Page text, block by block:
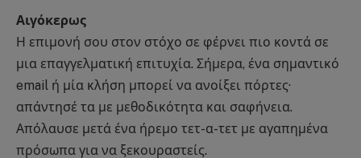
Αιγόκερως
Η επιμονή σου στον στόχο σε φέρνει πιο κοντά σε
μια επαγγελματική επιτυχία. Σήμερα, ένα σημαντικό
email ή μία κλήση μπορεί να ανοίξει πόρτες·
απάντησέ τα με μεθοδικότητα και σαφήνεια.
Απόλαυσε μετά ένα ήρεμο τετ-α-τετ με αγαπημένα
πρόσωπα για να ξεκουραστείς.